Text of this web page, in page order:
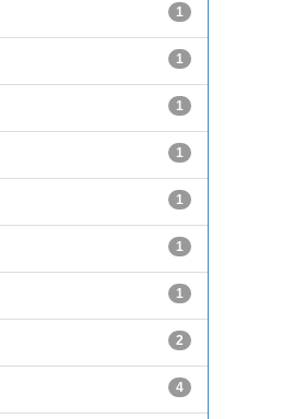
1
1
1
1
1
1
1
2
4